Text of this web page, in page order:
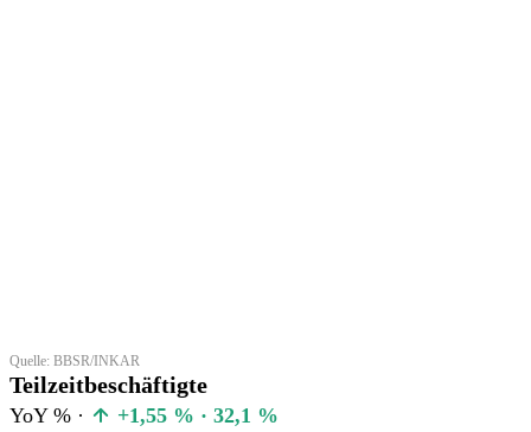
Quelle: BBSR/INKAR
Teilzeitbeschäftigte
YoY % · +1,55 % · 32,1 %